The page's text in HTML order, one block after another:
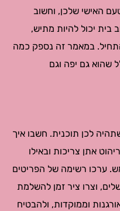
האישי שלכן, וחשוב
בית יכול להיות מתיש,
במאמר זה נספק כמה
שהוא גם יפה וגם
לכן תוכנית. חשבו איך
אתן צריכות ובאילו
ערכו רשימה של הפריטים
וצרו ציר זמן להשלמת
וממוקדות, ולהבטיח